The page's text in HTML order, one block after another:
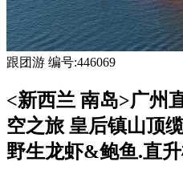
跟团游 编号:446069
<新西兰 南岛>广州
空之旅 皇后镇山顶
野生龙虾&鲍鱼.直升